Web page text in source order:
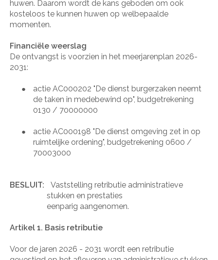
huwen. Daarom wordt de kans geboden om ook
kosteloos te kunnen huwen op welbepaalde
momenten.
Financiële weerslag
De ontvangst is voorzien in het meerjarenplan 2026-
2031:
●
actie AC000202 "De dienst burgerzaken neemt
de taken in medebewind op", budgetrekening
0130 / 70000000
●
actie AC000198 "De dienst omgeving zet in op
ruimtelijke ordening", budgetrekening 0600 /
70003000
BESLUIT:
Vaststelling retributie administratieve
stukken en prestaties
eenparig aangenomen.
Artikel 1. Basis retributie
Voor de jaren 2026 - 2031 wordt een retributie